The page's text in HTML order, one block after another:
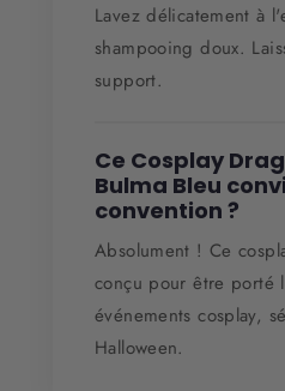
Lavez délicatement à
shampooing doux.
support.
Ce Cosplay
Bulma Bleu
convention ?
Absolument ! Ce
conçu pour être porté
événements cosplay,
Halloween.